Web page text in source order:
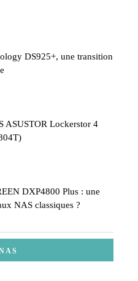
DS925+, une transition
ASUSTOR Lockerstor 4
DXP4800 Plus : une
NAS classiques ?